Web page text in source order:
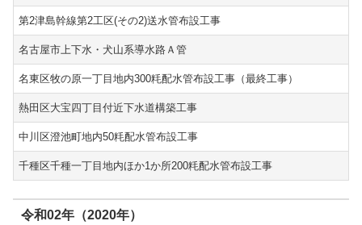
第2津島幹線第2工区(その2)送水管布設工事
名古屋市上下水・犬山系導水路Ａ管
名東区牧の原一丁目地内300粍配水管布設工事（最終工事）
熱田区大宝四丁目付近下水道構築工事
中川区澄池町地内50粍配水管布設工事
千種区千種一丁目地内ほか1か所200粍配水管布設工事
令和02年（2020年）